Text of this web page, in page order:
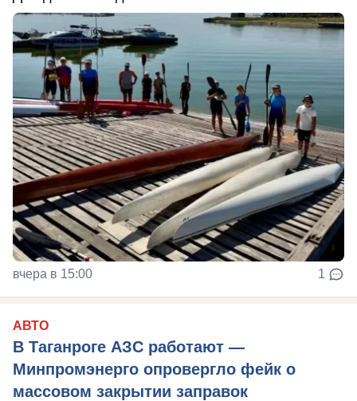
вчера в 15:00 1
АВТО
В Таганроге АЗС работают —
Минпромэнерго опровергло фейк о
массовом закрытии заправок